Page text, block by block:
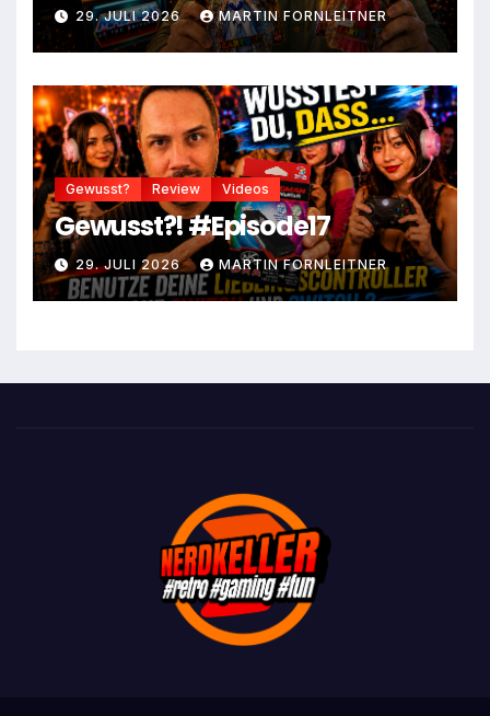
29. JULI 2026 MARTIN FORNLEITNER
Gewusst? Review Videos
Gewusst?! #Episode17
29. JULI 2026 MARTIN FORNLEITNER